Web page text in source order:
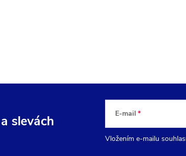
a slevách E-mail
Vložením e-mailu